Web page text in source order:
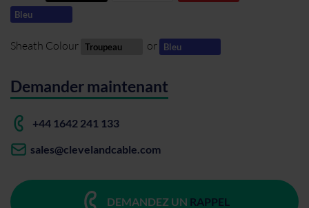
Bleu
Sheath Colour Troupeau or Bleu
Demander maintenant
+44 1642 241 133
sales@clevelandcable.com
DEMANDEZ UN RAPPEL